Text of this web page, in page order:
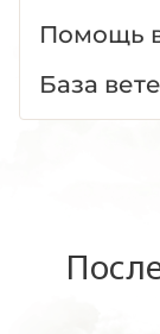
Помощь
База